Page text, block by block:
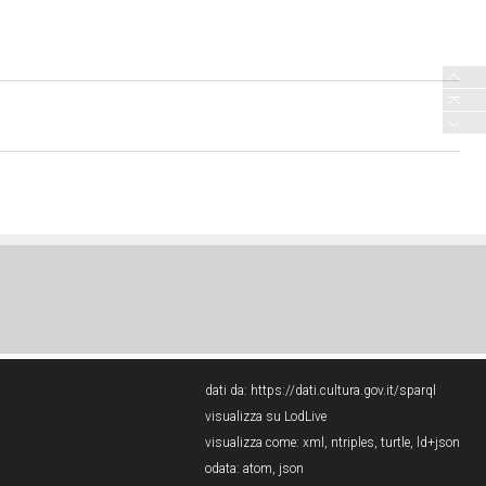
dati da: https://dati.cultura.gov.it/sparql
visualizza su LodLive
visualizza come: xml , ntriples, turtle, ld+json
odata: atom, json